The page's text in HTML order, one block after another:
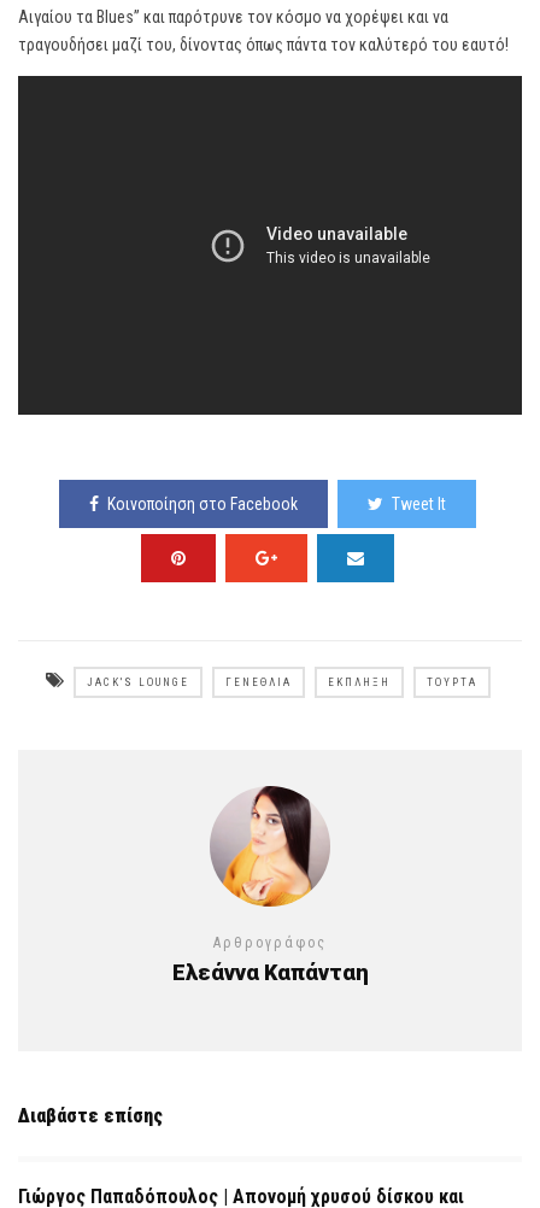
Αιγαίου τα Blues” και παρότρυνε τον κόσμο να χορέψει και να
τραγουδήσει μαζί του, δίνοντας όπως πάντα τον καλύτερό του εαυτό!
Κοινοποίηση στο Facebook Tweet It
JACK'S LOUNGE ΓΕΝΈΘΛΙΑ ΈΚΠΛΗΞΗ ΤΟΎΡΤΑ
Αρθρογράφος
Ελεάννα Καπάνταη
Διαβάστε επίσης
Γιώργος Παπαδόπουλος | Απονομή χρυσού δίσκου και